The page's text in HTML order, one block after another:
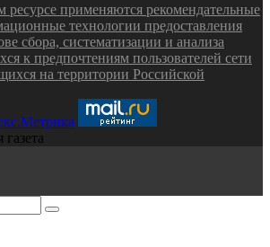
применяются рекомендательные
технологии предоставления
сбора, систематизации и анализа
к предпочтениям пользователей сети
на территории Российской